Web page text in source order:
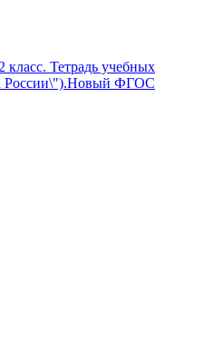
Тетрадь учебных
России\").Новый ФГОС